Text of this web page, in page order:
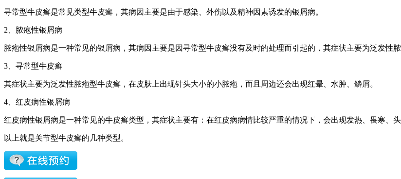
寻常型牛皮癣是常见类型牛皮癣，其病因主要是由于感染、外伤以及精神因素诱发的银屑病。
2、脓疱性银屑病
脓疱性银屑病是一种常见的银屑病，其病因主要是因寻常型牛皮癣没有及时的处理而引起的，其症状主要为泛发性
3、寻常型牛皮癣
其症状主要为泛发性脓疱型牛皮癣，在皮肤上出现针头大小的小脓疱，而且周边还会出现红晕、水肿、鳞屑。
4、红皮病性银屑病
红皮病性银屑病是一种常见的牛皮癣类型，其症状主要有：在红皮病病情比较严重的情况下，会出现发热、畏寒、
以上就是关节型牛皮癣的几种类型。